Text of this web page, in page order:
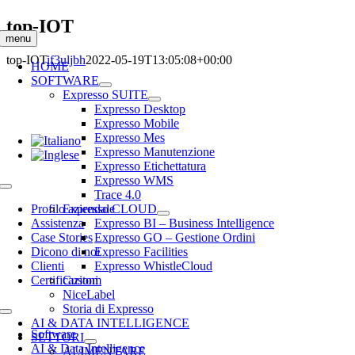
Salta
al
contenuto
menu
HOME
SOFTWARE
Expresso SUITE
Expresso Desktop
Expresso Mobile
Expresso Mes
Expresso Manutenzione
Expresso Etichettatura
Expresso WMS
Trace 4.0
Expresso CLOUD
Expresso BI – Business Intelligence
Expresso GO – Gestione Ordini
Expresso Facilities
Expresso WhistleCloud
Custom
NiceLabel
Storia di Expresso
AI & DATA INTELLIGENCE
SETTORI
ALIMENTARE
top-IOT
top-IOTif3uljbh2022-05-19T13:05:08+00:00
Toggle
NavigationProfilo aziendale
Assistenza
Case Stories
Dicono di noi
Clienti
Certificazioni
Toggle
NavigationSoftware
AI & Data Intelligence